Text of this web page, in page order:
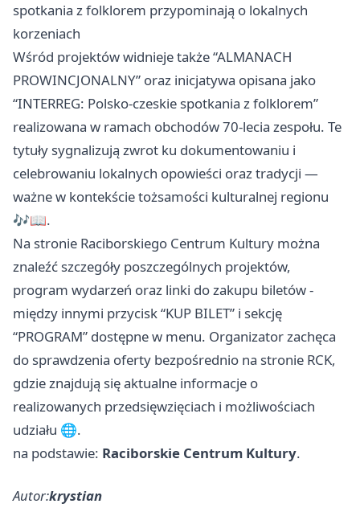
spotkania z folklorem przypominają o lokalnych
korzeniach
Wśród projektów widnieje także “ALMANACH
PROWINCJONALNY” oraz inicjatywa opisana jako
“INTERREG: Polsko-czeskie spotkania z folklorem”
realizowana w ramach obchodów 70-lecia zespołu. Te
tytuły sygnalizują zwrot ku dokumentowaniu i
celebrowaniu lokalnych opowieści oraz tradycji —
ważne w kontekście tożsamości kulturalnej regionu
🎶📖.
Na stronie Raciborskiego Centrum Kultury można
znaleźć szczegóły poszczególnych projektów,
program wydarzeń oraz linki do zakupu biletów -
między innymi przycisk “KUP BILET” i sekcję
“PROGRAM” dostępne w menu. Organizator zachęca
do sprawdzenia oferty bezpośrednio na stronie RCK,
gdzie znajdują się aktualne informacje o
realizowanych przedsięwzięciach i możliwościach
udziału 🌐.
na podstawie: Raciborskie Centrum Kultury.
Autor:krystian